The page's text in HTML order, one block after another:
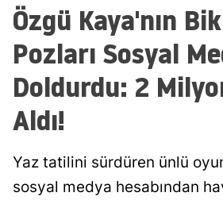
Özgü Kaya'nın
Pozları Sosyal
Doldurdu: 2
Aldı!
Yaz tatilini sürdüren ünlü
sosyal medya hesabından